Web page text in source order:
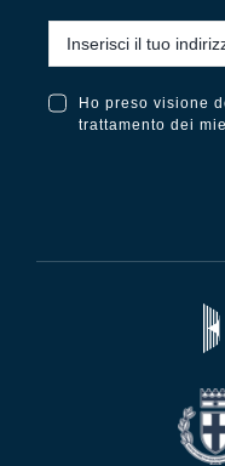
Ho preso visione
trattamento dei